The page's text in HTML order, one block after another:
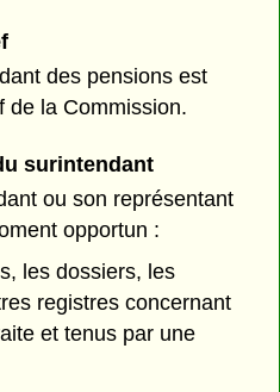
des pensions est
de la Commission.
surintendant
ou son représentant
opportun :
les dossiers, les
registres concernant
et tenus par une